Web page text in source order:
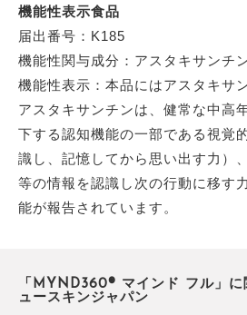
機能性表示食品
届出番号：K185
機能性関与成分：アスタキサンチ
機能性表示：本品にはアスタキサ
アスタキサンチンは、健常な中高
下する認知機能の一部である視覚
識し、記憶してから思い出す力）
等の情報を認識し次の行動に移す
能が報告されています。
「MYND360® マインド フル」に
ュースキンジャパン